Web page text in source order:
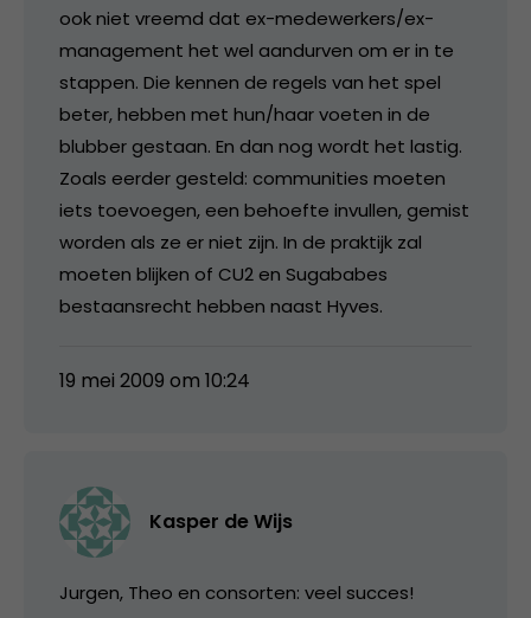
ook niet vreemd dat ex-medewerkers/ex-
management het wel aandurven om er in te
stappen. Die kennen de regels van het spel
beter, hebben met hun/haar voeten in de
blubber gestaan. En dan nog wordt het lastig.
Zoals eerder gesteld: communities moeten
iets toevoegen, een behoefte invullen, gemist
worden als ze er niet zijn. In de praktijk zal
moeten blijken of CU2 en Sugababes
bestaansrecht hebben naast Hyves.
19 mei 2009 om 10:24
Kasper de Wijs
Jurgen, Theo en consorten: veel succes!